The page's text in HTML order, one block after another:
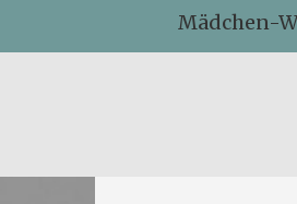
Mädchen-